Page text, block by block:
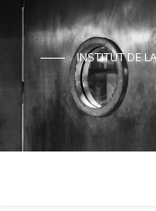
INSTITUT DE